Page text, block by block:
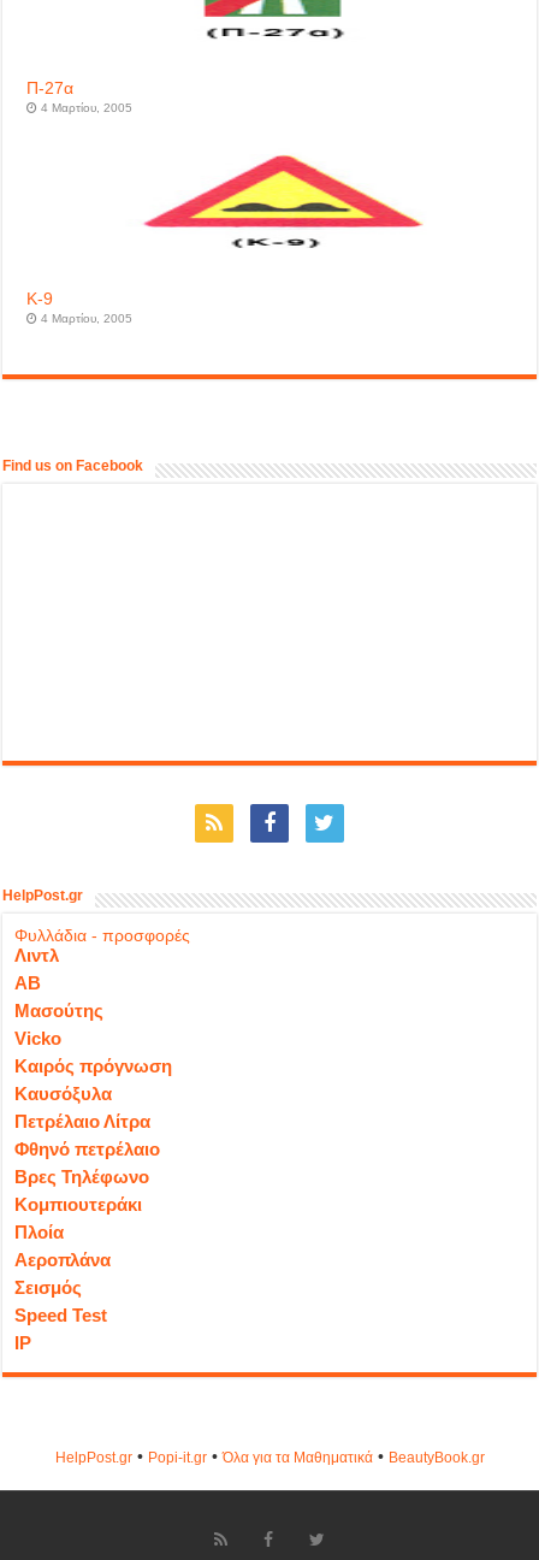
Π-27α
4 Μαρτίου, 2005
Κ-9
4 Μαρτίου, 2005
Find us on Facebook
HelpPost.gr
Φυλλάδια - προσφορές
Λιντλ
ΑΒ
Μασούτης
Vicko
Καιρός πρόγνωση
Καυσόξυλα
Πετρέλαιο Λίτρα
Φθηνό πετρέλαιο
Βρες Τηλέφωνο
Κομπιουτεράκι
Πλοία
Αεροπλάνα
Σεισμός
Speed Test
IP
HelpPost.gr• Popi-it.gr•Όλα για τα Μαθηματικά• ΒeautyΒook.gr